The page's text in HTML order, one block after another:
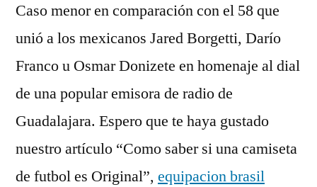
Caso menor en comparación con el 58 que
unió a los mexicanos Jared Borgetti, Darío
Franco u Osmar Donizete en homenaje al dial
de una popular emisora de radio de
Guadalajara. Espero que te haya gustado
nuestro artículo “Como saber si una camiseta
de futbol es Original”, equipacion brasil